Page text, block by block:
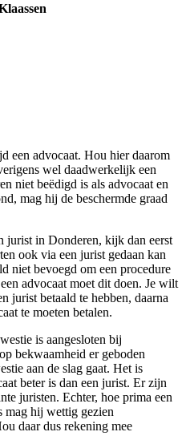
een advocaat. Hou hier daarom
wel daadwerkelijk een
niet beëdigd is als advocaat en
mag hij de beschermde graad
jurist in Donderen, kijk dan eerst
ook via een jurist gedaan kan
niet bevoegd om een procedure
advocaat moet dit doen. Je wilt
jurist betaald te hebben, daarna
te moeten betalen.
is aangesloten bij
bekwaamheid er geboden
aan de slag gaat. Het is
beter is dan een jurist. Er zijn
juristen. Echter, hoe prima een
mag hij wettig gezien
daar dus rekening mee